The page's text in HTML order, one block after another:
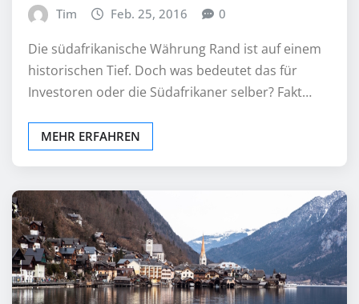
Tim Feb. 25, 2016 0
Die südafrikanische Währung Rand ist auf einem
historischen Tief. Doch was bedeutet das für
Investoren oder die Südafrikaner selber? Fakt…
MEHR ERFAHREN